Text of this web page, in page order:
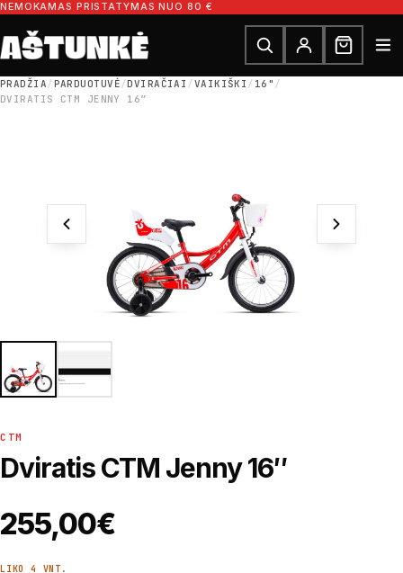
Pereiti prie turinio
NEMOKAMAS PRISTATYMAS NUO 80 €
Ieškoti dalių
Ieškoti
PRADŽIA/PARDUOTUVĖ/DVIRAČIAI /VAIKIŠKI / 16" /
DVIRATIS CTM JENNY 16″
CTM
Dviratis CTM Jenny 16″
255,00€
LIKO 4 VNT.